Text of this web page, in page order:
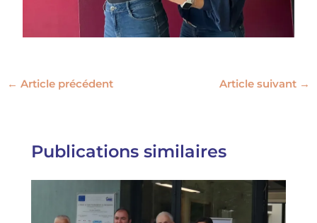
← Article précédent Article suivant →
Publications similaires